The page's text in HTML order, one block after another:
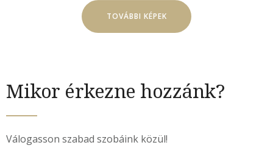
TOVÁBBI KÉPEK
Mikor érkezne hozzánk?
Válogasson szabad szobáink közül!